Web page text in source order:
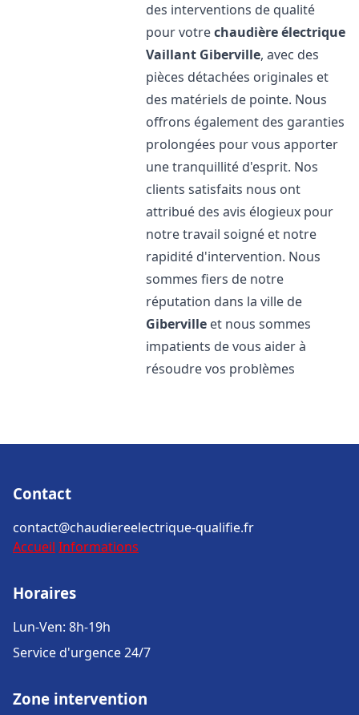
des interventions de qualité
pour votrechaudière électrique
Vaillant Giberville, avec des
pièces détachées originales et
des matériels de pointe. Nous
offrons également des garanties
prolongées pour vous apporter
une tranquillité d'esprit. Nos
clients satisfaits nous ont
attribué des avis élogieux pour
notre travail soigné et notre
rapidité d'intervention. Nous
sommes fiers de notre
réputation dans la ville de
Giberville et nous sommes
impatients de vous aider à
résoudre vos problèmes
Contact
contact@chaudiereelectrique-qualifie.fr
Accueil Informations
Horaires
Lun-Ven: 8h-19h
Service d'urgence 24/7
Zone intervention